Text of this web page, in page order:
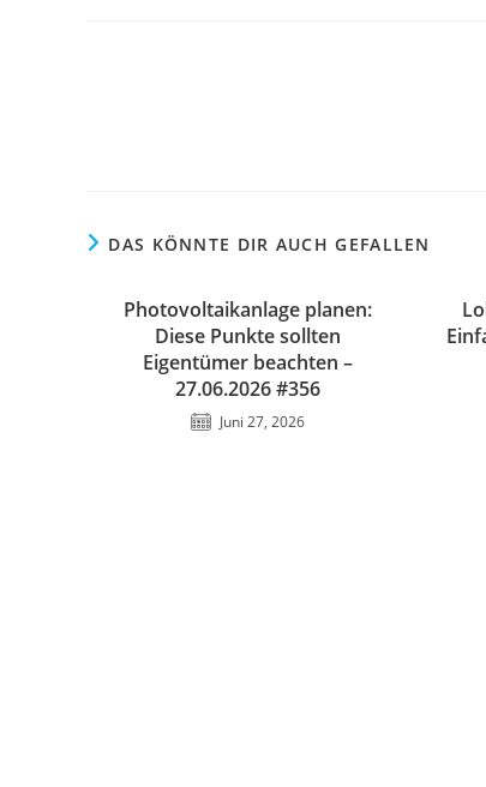
DAS KÖNNTE DIR AUCH GEFALLEN
Photovoltaikanlage planen:
Diese Punkte sollten
Eigentümer beachten –
27.06.2026 #356
Juni 27, 2026